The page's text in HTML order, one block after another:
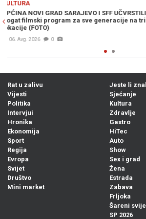
KULTURA
POSEBAN PROGRAM SFF-a POSVEĆEN
stižu filmovi njegovih najuspješnijih
07. Avg. 2026
Rat u zalivu
Vijesti
Politika
Intervjui
Hronika
Ekonomija
Sport
Regija
Evropa
Svijet
Društvo
Mini market
Jeste li
Sjećanje
Kultura
Zdravlje
Gastro
HiTec
Auto
Show
Sex i grad
Žena
Estrada
Zabava
Frljoka
Šareni
SP 2026